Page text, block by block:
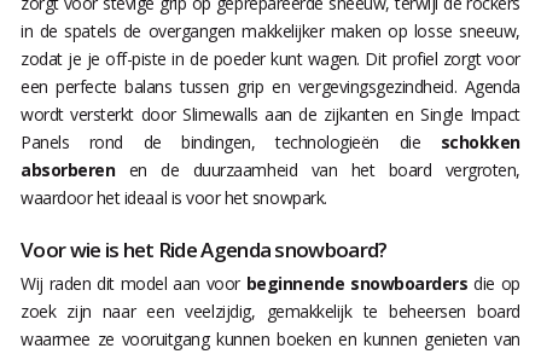
in de spatels de overgangen makkelijker maken op losse sneeuw,
zodat je je off-piste in de poeder kunt wagen. Dit profiel zorgt voor
een perfecte balans tussen grip en vergevingsgezindheid. Agenda
wordt versterkt door Slimewalls aan de zijkanten en Single Impact
Panels rond de bindingen, technologieën die schokken
absorberenen de duurzaamheid van het board vergroten,
waardoor het ideaal is voor het snowpark.
Voor wie is het Ride Agenda snowboard?
Wij raden dit model aan voor beginnende snowboarders die op
zoek zijn naar een veelzijdig, gemakkelijk te beheersen board
waarmee ze vooruitgang kunnen boeken en kunnen genieten van